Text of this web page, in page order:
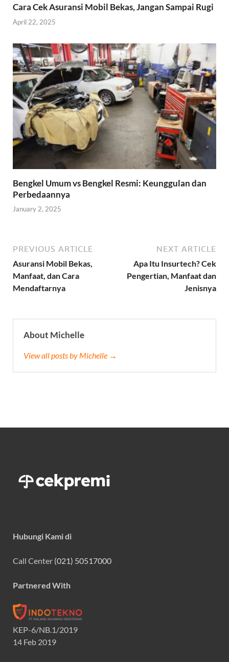
Cara Cek Asuransi Mobil Bekas, Jangan Sampai Rugi
April 22, 2025
Bengkel Umum vs Bengkel Resmi: Keunggulan dan
Perbedaannya
January 2, 2025
PREVIOUS ARTICLE
Asuransi Mobil Bekas,
Manfaat, dan Cara
Mendaftarnya
NEXT ARTICLE
Apa Itu Insurtech? Cek
Pengertian, Manfaat dan
Jenisnya
About Michelle
View all posts by Michelle →
Hubungi Kami di
Call Center (021) 50517000
Partnered With
KEP-6/NB.1/2019
14 Feb 2019